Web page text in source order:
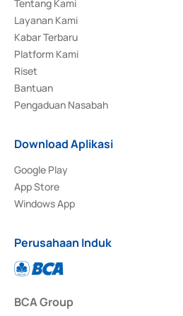
Tentang Kami
Layanan Kami
Kabar Terbaru
Platform Kami
Riset
Bantuan
Pengaduan Nasabah
Download Aplikasi
Google Play
App Store
Windows App
Perusahaan Induk
BCA Group